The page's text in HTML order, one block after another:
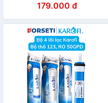
179.000 đ